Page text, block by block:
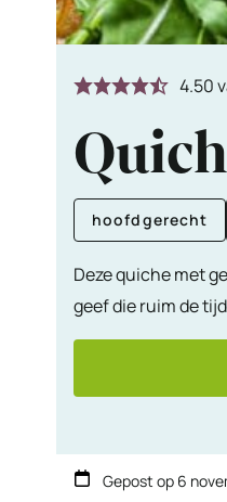
4.50
hoofdgerecht
Deze quiche met
geef die ruim de
Gepost op 6